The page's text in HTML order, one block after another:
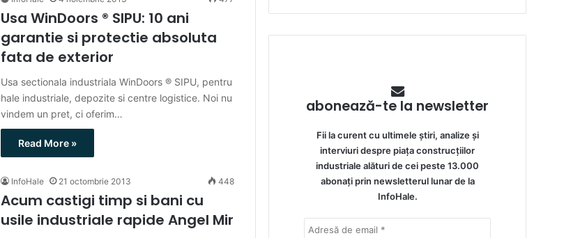
Usa WinDoors ® SIPU: 10 ani
garantie si protectie absoluta
fata de exterior
Usa sectionala industriala WinDoors ® SIPU, pentru
hale industriale, depozite si centre logistice. Noi nu
vindem un pret, ci oferim…
Read More »
InfoHale 21 octombrie 2013 448
Acum castigi timp si bani cu
usile industriale rapide Angel Mir
abonează-te la newsletter
Fii la curent cu ultimele știri, analize și
interviuri despre piața construcțiilor
industriale alături de cei peste 13.000
abonați prin newsletterul lunar de la
InfoHale.